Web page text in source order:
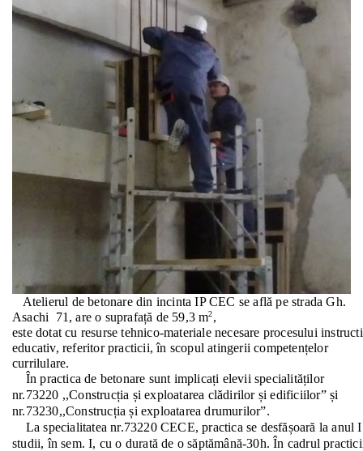
Atelierul de betonare din incinta IP CEC se află pe strada Gh.
Asachi  71, are o suprafață de 59,3 m2,
este dotat cu resurse tehnico-materiale necesare procesului
educativ, referitor practicii, în scopul atingerii competențelor
currilulare.
În practica de betonare sunt implicați elevii specialităților
nr.73220 ,,Construcția și exploatarea clădirilor și edificiilor” și
nr.73230,,Construcția și exploatarea drumurilor”.
La specialitatea nr.73220 CECE, practica se desfășoară la anul
studii, în sem. I, cu o durată de o săptămână-30h. În cadrul